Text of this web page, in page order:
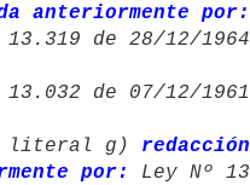
anteriormente por:
literal g) redacción
por:
Ley Nº